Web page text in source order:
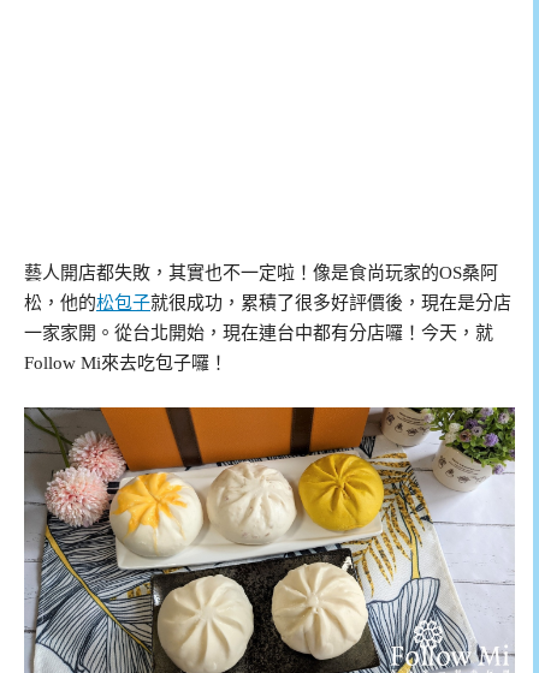
藝人開店都失敗，其實也不一定啦！像是食尚玩家的OS桑阿
松，他的松包子就很成功，累積了很多好評價後，現在是分店
一家家開。從台北開始，現在連台中都有分店囉！今天，就
Follow Mi來去吃包子囉！